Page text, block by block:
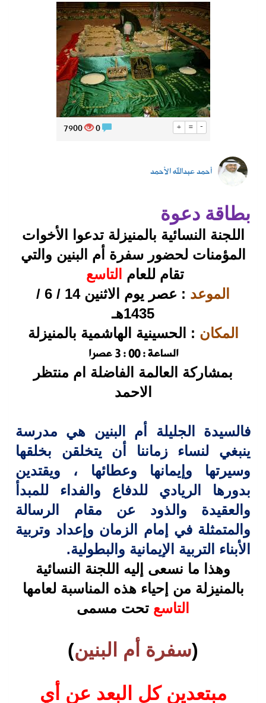
+ = -
0
7900
أحمد عبدالله الأحمد
بطاقة دعوة
اللجنة النسائية بالمنيزلة تدعوا الأخوات
المؤمنات لحضور سفرة أم البنين والتي
تقام للعام التاسع
الموعد
: عصر يوم الاثنين 14 / 6 /
1435هـ
المكان : الحسينية الهاشمية بالمنيزلة
الساعة : 00 : 3 عصرا
بمشاركة العالمة الفاضلة ام منتظر
الاحمد
فالسيدة الجليلة أم البنين هي مدرسة
ينبغي لنساء زماننا أن يتخلقن بخلقها
وسيرتها وإيمانها وعطائها ، ويقتدين
بدورها الريادي للدفاع والفداء للمبدأ
والعقيدة والذود عن مقام الرسالة
والمتمثلة في إمام الزمان وإعداد وتربية
الأبناء التربية الإيمانية والبطولية.
وهذا ما نسعى إليه اللجنة النسائية
بالمنيزلة من إحياء هذه المناسبة لعامها
التاسع تحت مسمى
)سفرة أم البنين(
مبتعدين كل البعد عن أي